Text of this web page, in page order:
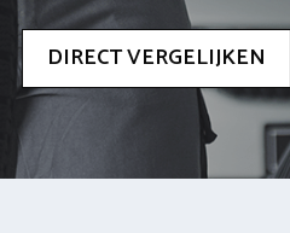
DIRECT VERGELIJKEN